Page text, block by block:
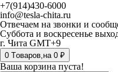
+7(914)430-6000
info@tesla-chita.ru
Отвечаем на звонки и
Суббота и воскресенье
г. Чита GMT+9
0 Tоваров,на 0 ₽
Ваша корзина пуста!